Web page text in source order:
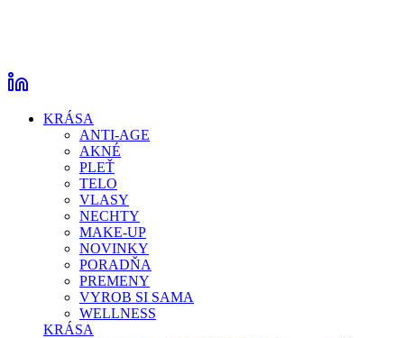
KRÁSA
ANTI-AGE
AKNÉ
PLEŤ
TELO
VLASY
NECHTY
MAKE-UP
NOVINKY
PORADŇA
PREMENY
VYROB SI SAMA
WELLNESS
KRÁSA